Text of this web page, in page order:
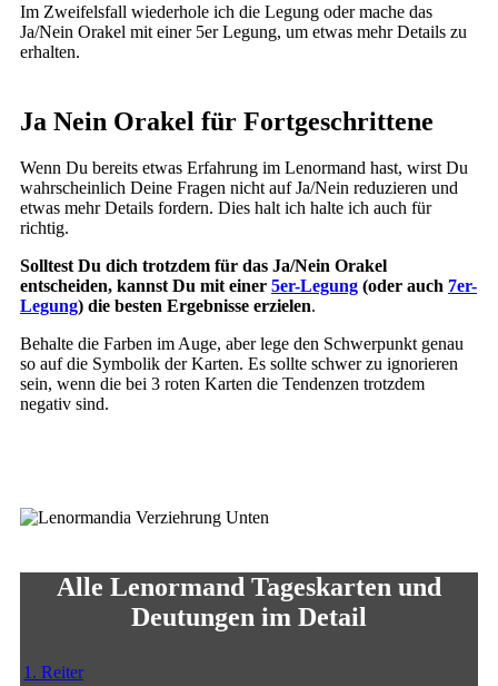
Im Zweifelsfall wiederhole ich die Legung oder mache das
Ja/Nein Orakel mit einer 5er Legung, um etwas mehr Details zu
erhalten.
Ja Nein Orakel für Fortgeschrittene
Wenn Du bereits etwas Erfahrung im Lenormand hast, wirst Du
wahrscheinlich Deine Fragen nicht auf Ja/Nein reduzieren und
etwas mehr Details fordern. Dies halt ich halte ich auch für
richtig.
Solltest Du dich trotzdem für das Ja/Nein Orakel
entscheiden, kannst Du mit einer 5er-Legung (oder auch 7er-
Legung) die besten Ergebnisse erzielen.
Behalte die Farben im Auge, aber lege den Schwerpunkt genau
so auf die Symbolik der Karten. Es sollte schwer zu ignorieren
sein, wenn die bei 3 roten Karten die Tendenzen trotzdem
negativ sind.
Alle Lenormand Tageskarten und
Deutungen im Detail
1. Reiter